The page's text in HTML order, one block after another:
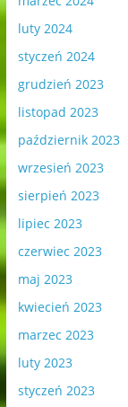
luty 2024
styczeń 2024
grudzień 2023
listopad 2023
październik 2023
wrzesień 2023
sierpień 2023
lipiec 2023
czerwiec 2023
maj 2023
kwiecień 2023
marzec 2023
luty 2023
styczeń 2023